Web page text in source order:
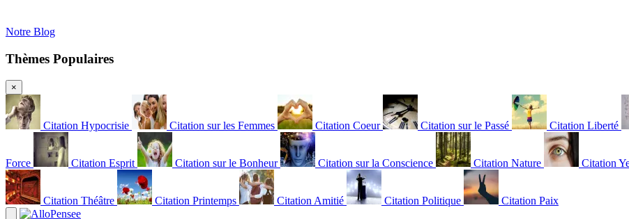
Notre Blog
Thèmes Populaires
×
Citation Hypocrisie Citation sur les Femmes Citation Coeur Citation sur le Passé Citation Liberté
Force Citation Esprit Citation sur le Bonheur Citation sur la Conscience Citation Nature Citation
Citation Théâtre Citation Printemps Citation Amitié Citation Politique Citation Paix